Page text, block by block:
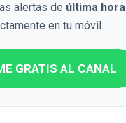
alertas de última hora
en tu móvil.
GRATIS AL CANAL